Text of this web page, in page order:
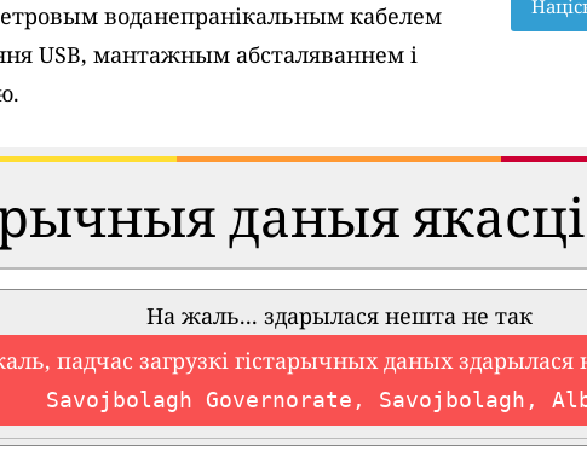
воданепранікальным кабелем
USB, мантажным абсталяваннем і
даныя
На жаль... здарылася нешта не так
падчас загрузкі гістарычных даных здарылася
Savojbolagh Governorate, Savojbolagh,